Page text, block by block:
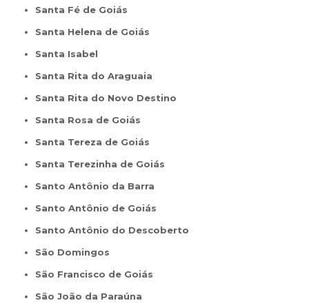
Santa Fé de Goiás
Santa Helena de Goiás
Santa Isabel
Santa Rita do Araguaia
Santa Rita do Novo Destino
Santa Rosa de Goiás
Santa Tereza de Goiás
Santa Terezinha de Goiás
Santo Antônio da Barra
Santo Antônio de Goiás
Santo Antônio do Descoberto
São Domingos
São Francisco de Goiás
São João da Paraúna